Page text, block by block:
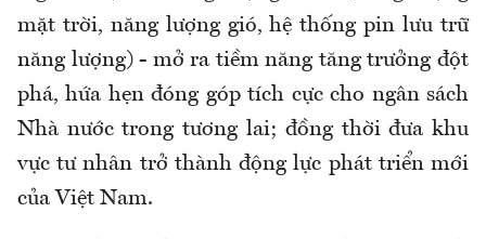
mặt trời, năng lượng gió, hệ thống pin lưu trữ
năng lượng) - mở ra tiềm năng tăng trưởng đột
phá, hứa hẹn đóng góp tích cực cho ngân sách
Nhà nước trong tương lai; đồng thời đưa khu
vực tư nhân trở thành động lực phát triển mới
của Việt Nam.